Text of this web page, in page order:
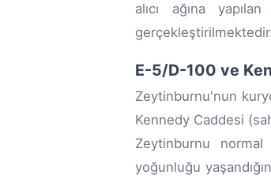
alıcı ağına
E-5/D-100 ve
Zeytinburnu'nun
Kennedy Caddesi
Zeytinburnu
yoğunluğu